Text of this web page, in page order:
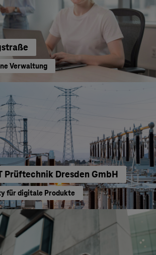
Verwaltung
Prüftechnik Dresden GmbH
für digitale Produkte